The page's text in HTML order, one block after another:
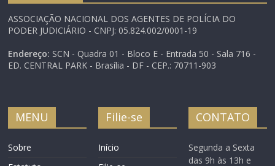
ASSOCIAÇÃO NACIONAL DOS AGENTES DE POLÍCIA DO
PODER JUDICIÁRIO - CNPJ: 05.824.002/0001-19
Endereço: SCN - Quadra 01 - Bloco E - Entrada 50 - Sala 716 -
ED. CENTRAL PARK - Brasília - DF - CEP.: 70711-903
MENU
Sobre
Filie-se
Início
CONTATO
Segunda a Sexta
das 9h às 13h e